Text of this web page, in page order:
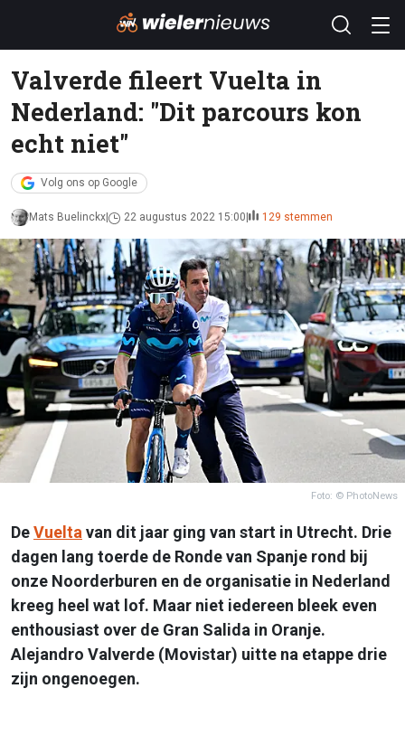
Valverde fileert Vuelta in
Nederland: "Dit parcours kon
echt niet"
Volg ons op Google
Mats Buelinckx 22 augustus 2022 15:00 129 stemmen
Foto: © PhotoNews
DeVuelta van dit jaar ging van start in Utrecht. Drie
dagen lang toerde de Ronde van Spanje rond bij
onze Noorderburen en de organisatie in Nederland
kreeg heel wat lof. Maar niet iedereen bleek even
enthousiast over de Gran Salida in Oranje.
Alejandro Valverde (Movistar) uitte na etappe drie
zijn ongenoegen.